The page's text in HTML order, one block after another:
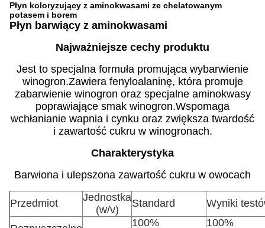
Płyn koloryzujący z aminokwasami ze chelatowanym
potasem i borem
Płyn barwiący z aminokwasami
Najważniejsze cechy produktu
Jest to specjalna formuła promująca wybarwienie
winogron.Zawiera fenyloalaninę, która promuje
zabarwienie winogron oraz specjalne aminokwasy
poprawiające smak winogron.Wspomaga
wchłanianie wapnia i cynku oraz zwiększa twardość
i zawartość cukru w ​​winogronach.
Charakterystyka
Barwiona i ulepszona zawartość cukru w ​​owocach
Przedmiot
Jednostka
(w/v)
Standard Wyniki
100% 100%